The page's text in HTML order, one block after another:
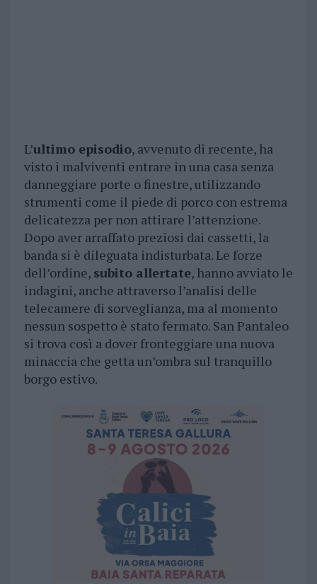
L’ultimo episodio, avvenuto di recente, ha
visto i malviventi entrare in una casa senza
danneggiare porte o finestre, utilizzando
strumenti come il piede di porco con estrema
delicatezza per non attirare l’attenzione.
Dopo aver arraffato preziosi dai cassetti, la
banda si è dileguata indisturbata. Le forze
dell’ordine, subito allertate, hanno avviato le
indagini, anche attraverso l’analisi delle
telecamere di sorveglianza, ma al momento
nessun sospetto è stato fermato. San Pantaleo
si trova così a dover fronteggiare una nuova
minaccia che getta un’ombra sul tranquillo
borgo estivo.